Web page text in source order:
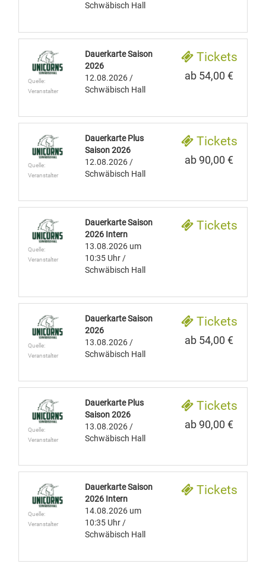
Schwäbisch Hall
Quelle:
Veranstalter
Dauerkarte Saison
2026
12.08.2026 /
Schwäbisch Hall
Tickets
ab 54,00 €
Quelle:
Veranstalter
Dauerkarte Plus
Saison 2026
12.08.2026 /
Schwäbisch Hall
Tickets
ab 90,00 €
Quelle:
Veranstalter
Dauerkarte Saison
2026 Intern
13.08.2026 um
10:35 Uhr /
Schwäbisch Hall
Tickets
Quelle:
Veranstalter
Dauerkarte Saison
2026
13.08.2026 /
Schwäbisch Hall
Tickets
ab 54,00 €
Quelle:
Veranstalter
Dauerkarte Plus
Saison 2026
13.08.2026 /
Schwäbisch Hall
Tickets
ab 90,00 €
Quelle:
Veranstalter
Dauerkarte Saison
2026 Intern
14.08.2026 um
10:35 Uhr /
Schwäbisch Hall
Tickets